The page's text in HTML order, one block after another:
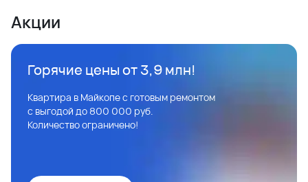
Акции
Горячие цены от 3,9 млн!
Квартира в Майкопе с готовым ремонтом
с выгодой до 800 000 руб.
Количество ограничено!